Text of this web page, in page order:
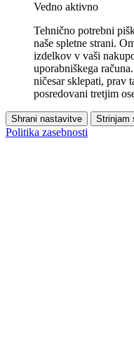
Vedno aktivno
Tehnično potrebni
naše spletne strani.
izdelkov v vaši
uporabniškega
ničesar sklepati, prav
posredovani tretjim
Shrani nastavitve Strinjam
Politika zasebnosti